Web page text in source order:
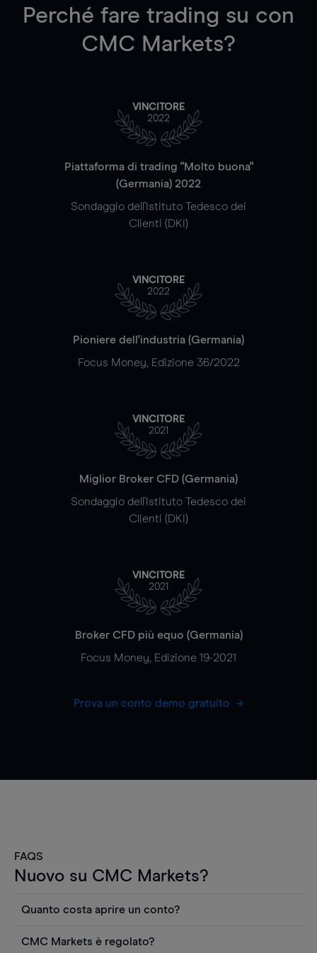
Perché fare trading su con
CMC Markets?
VINCITORE
2022
Piattaforma di trading "Molto buona"
(Germania) 2022
Sondaggio dell'Istituto Tedesco dei
Clienti (DKI)
VINCITORE
2022
Pioniere dell'industria (Germania)
Focus Money, Edizione 36/2022
VINCITORE
2021
Miglior Broker CFD (Germania)
Sondaggio dell'Istituto Tedesco dei
Clienti (DKI)
VINCITORE
2021
Broker CFD più equo (Germania)
Focus Money, Edizione 19-2021
Prova un conto demo gratuito
FAQS
Nuovo su CMC Markets?
Quanto costa aprire un conto?
Puoi anche visualizzare gratuitamente i prezzi e
CMC Markets è regolato?